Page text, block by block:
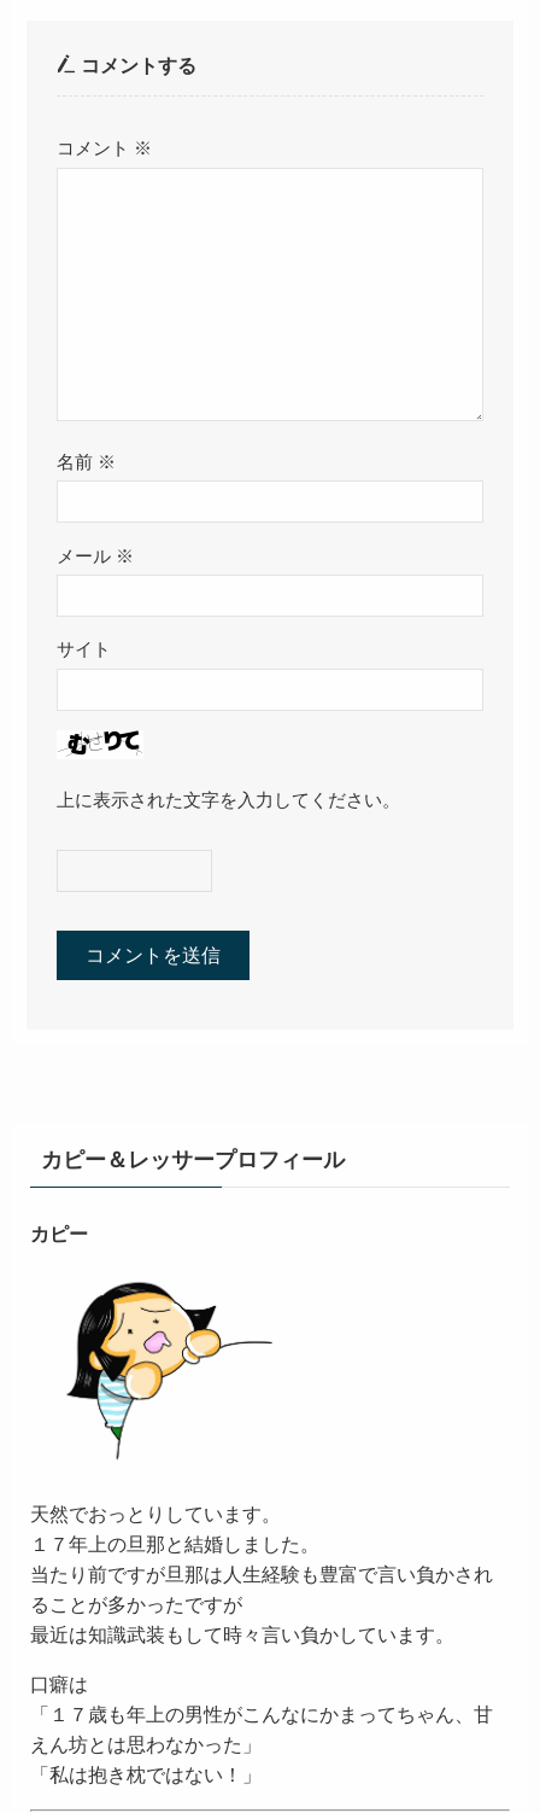
コメントする
コメント ※
名前 ※
メール ※
サイト
上に表示された文字を入力してください。
カピー＆レッサープロフィール
カピー
天然でおっとりしています。
１７年上の旦那と結婚しました。
当たり前ですが旦那は人生経験も豊富で言い負かされ
ることが多かったですが
最近は知識武装もして時々言い負かしています。
口癖は
「１７歳も年上の男性がこんなにかまってちゃん、甘
えん坊とは思わなかった」
「私は抱き枕ではない！」